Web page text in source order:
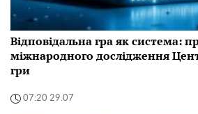
Відповідальна гра як система:
міжнародного дослідження
гри
07:20 29.07